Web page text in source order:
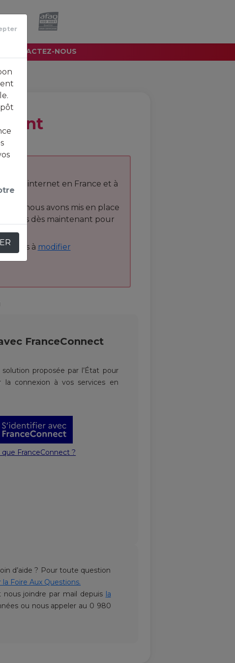
CONTACTEZ-NOUS
sites internet en France et à
nous avons mis en place
vous dès maintenant pour
pas à modifier
FranceConnect
proposée par l’État pour
la connexion à vos services en
FranceConnect ?
d’aide ? Pour toute question
Foire Aux Questions.
joindre par mail depuis la
ou nous appeler au 0 980